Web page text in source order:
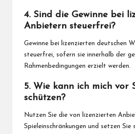
4. Sind die Gewinne bei
Anbietern steuerfrei?
Gewinne bei lizenzierten deutschen
steuerfrei, sofern sie innerhalb der
Rahmenbedingungen erzielt werden.
5. Wie kann ich mich vor
schützen?
Nutzen Sie die von lizenzierten
Spieleinschränkungen und setzen Sie